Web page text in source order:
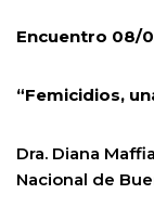
Encuentro 08/
“Femicidios,
Dra. Diana
Nacional de